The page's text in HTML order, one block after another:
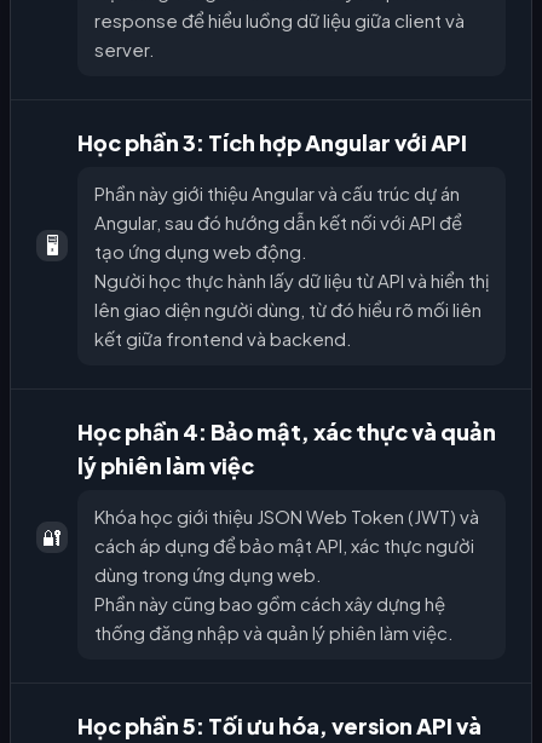
response để hiểu luồng dữ liệu giữa client và
server.
🖥️
Học phần 3: Tích hợp Angular với API
Phần này giới thiệu Angular và cấu trúc dự án
Angular, sau đó hướng dẫn kết nối với API để
tạo ứng dụng web động.
Người học thực hành lấy dữ liệu từ API và hiển thị
lên giao diện người dùng, từ đó hiểu rõ mối liên
kết giữa frontend và backend.
🔐
Học phần 4: Bảo mật, xác thực và quản
lý phiên làm việc
Khóa học giới thiệu JSON Web Token (JWT) và
cách áp dụng để bảo mật API, xác thực người
dùng trong ứng dụng web.
Phần này cũng bao gồm cách xây dựng hệ
thống đăng nhập và quản lý phiên làm việc.
Học phần 5: Tối ưu hóa, version API và